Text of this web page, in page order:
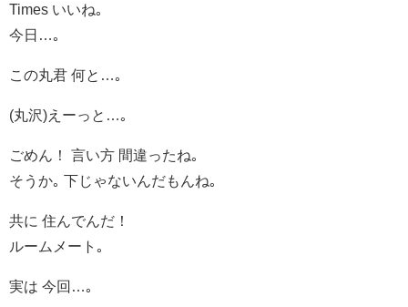
Times いいね｡
今日…｡
この丸君 何と…｡
(丸沢)えーっと…｡
ごめん！ 言い方 間違ったね｡
そうか｡ 下じゃないんだもんね｡
共に 住んでんだ！
ルームメート｡
実は 今回…｡